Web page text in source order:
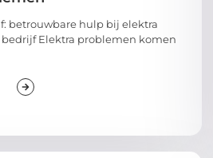
betrouwbare hulp bij elektra
Elektra problemen komen